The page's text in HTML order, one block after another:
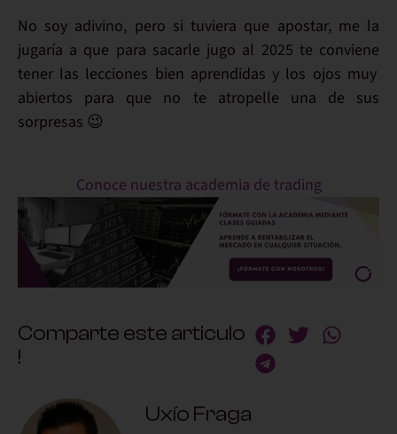
No soy adivino, pero si tuviera que apostar, me la
jugaría a que para sacarle jugo al 2025 te conviene
tener las lecciones bien aprendidas y los ojos muy
abiertos para que no te atropelle una de sus
sorpresas 😉
Conoce nuestra academia de trading
Comparte este articulo
!
Uxío Fraga